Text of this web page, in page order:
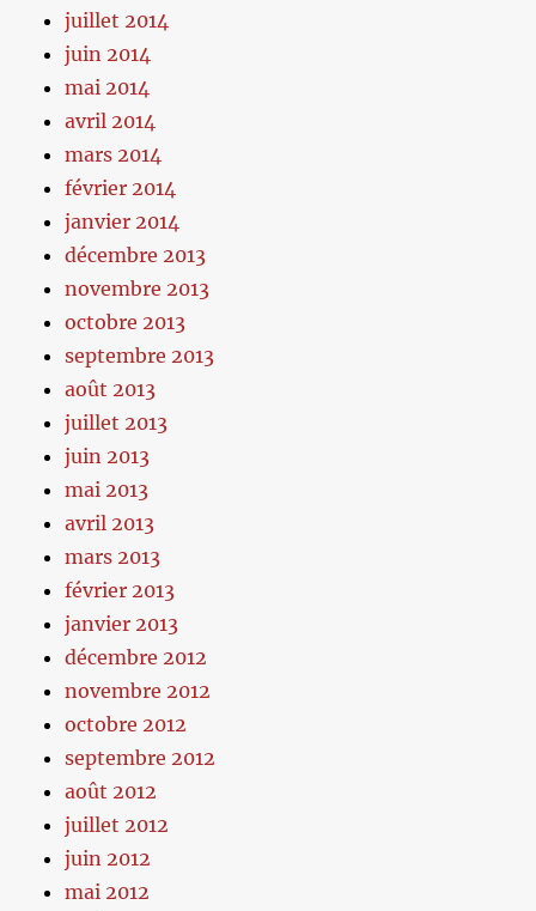
juillet 2014
juin 2014
mai 2014
avril 2014
mars 2014
février 2014
janvier 2014
décembre 2013
novembre 2013
octobre 2013
septembre 2013
août 2013
juillet 2013
juin 2013
mai 2013
avril 2013
mars 2013
février 2013
janvier 2013
décembre 2012
novembre 2012
octobre 2012
septembre 2012
août 2012
juillet 2012
juin 2012
mai 2012